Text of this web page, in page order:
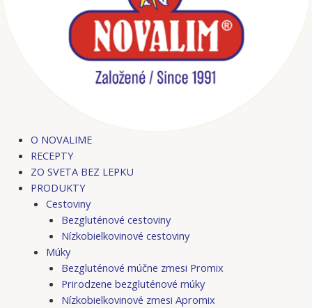
O NOVALIME
RECEPTY
ZO SVETA BEZ LEPKU
PRODUKTY
Cestoviny
Bezgluténové cestoviny
Nízkobielkovinové cestoviny
Múky
Bezgluténové múčne zmesi Promix
Prirodzene bezgluténové múky
Nízkobielkovinové zmesi Apromix